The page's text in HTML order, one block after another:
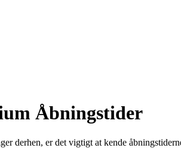
Åbningstider
derhen, er det vigtigt at kende